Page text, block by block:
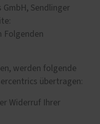
Sendlinger
Folgenden
werden folgende
übertragen:
Widerruf Ihrer